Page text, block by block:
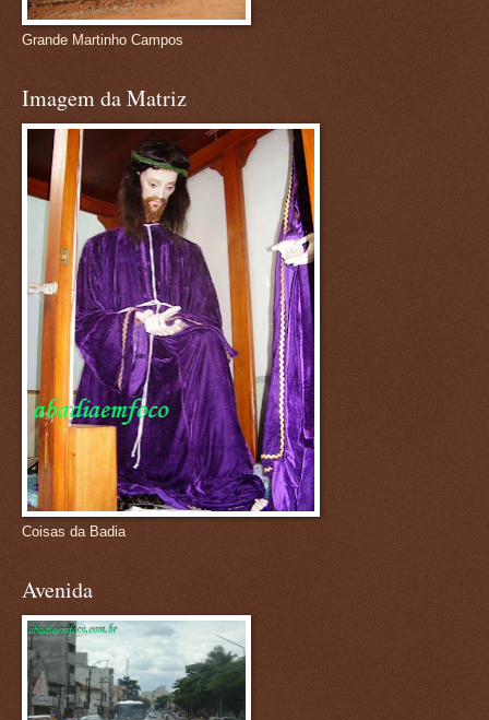
Grande Martinho Campos
Imagem da Matriz
Coisas da Badia
Avenida